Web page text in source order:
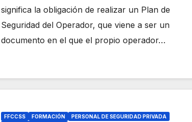
significa la obligación de realizar un Plan de
Seguridad del Operador, que viene a ser un
documento en el que el propio operador…
FFCCSS FORMACIÓN
PERSONAL DE SEGURIDAD PRIVADA